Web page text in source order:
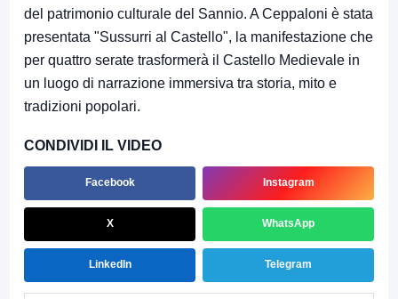
del patrimonio culturale del Sannio. A Ceppaloni è stata
presentata "Sussurri al Castello", la manifestazione che
per quattro serate trasformerà il Castello Medievale in
un luogo di narrazione immersiva tra storia, mito e
tradizioni popolari.
CONDIVIDI IL VIDEO
Facebook Instagram
X WhatsApp
LinkedIn Telegram